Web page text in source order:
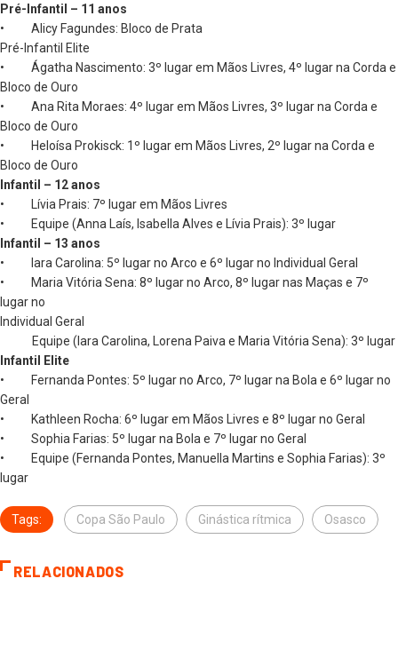
Pré-Infantil – 11 anos
• Alicy Fagundes: Bloco de Prata
Pré-Infantil Elite
• Ágatha Nascimento: 3º lugar em Mãos Livres, 4º lugar na Corda e
Bloco de Ouro
• Ana Rita Moraes: 4º lugar em Mãos Livres, 3º lugar na Corda e
Bloco de Ouro
• Heloísa Prokisck: 1º lugar em Mãos Livres, 2º lugar na Corda e
Bloco de Ouro
Infantil – 12 anos
• Lívia Prais: 7º lugar em Mãos Livres
• Equipe (Anna Laís, Isabella Alves e Lívia Prais): 3º lugar
Infantil – 13 anos
• Iara Carolina: 5º lugar no Arco e 6º lugar no Individual Geral
• Maria Vitória Sena: 8º lugar no Arco, 8º lugar nas Maças e 7º
lugar no
Individual Geral
Equipe (Iara Carolina, Lorena Paiva e Maria Vitória Sena): 3º lugar
Infantil Elite
• Fernanda Pontes: 5º lugar no Arco, 7º lugar na Bola e 6º lugar no
Geral
• Kathleen Rocha: 6º lugar em Mãos Livres e 8º lugar no Geral
• Sophia Farias: 5º lugar na Bola e 7º lugar no Geral
• Equipe (Fernanda Pontes, Manuella Martins e Sophia Farias): 3º
lugar
Tags: Copa São Paulo Ginástica rítmica Osasco
RELACIONADOS